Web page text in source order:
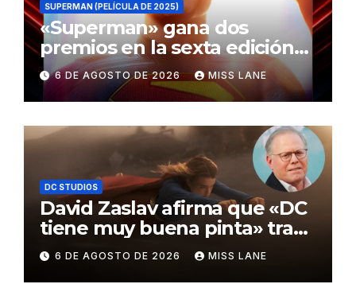
SUPERMAN (PELÍCULA DE 2025)
«Superman» gana dos
premios en la sexta edición
de los Critics Choice Super
Awards
6 DE AGOSTO DE 2026 MISS LANE
DC STUDIOS
David Zaslav afirma que «DC
tiene muy buena pinta» tras
el fracaso de «Supergirl»
6 DE AGOSTO DE 2026 MISS LANE